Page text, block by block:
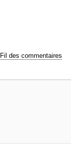
Fil des commentaires